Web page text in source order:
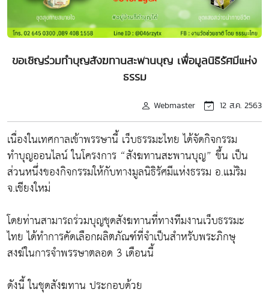
ขอเชิญร่วมทำบุญสังฆทานสะพานบุญ เพื่อมูลนิธิรัศมีแห่ง
ธรรม
Webmaster 12 ส.ค. 2563
เนื่องในเทศกาลเข้าพรรษานี้ เว็บธรรมะไทย ได้จัดกิจกรรม
ทำบุญออนไลน์ ในโครงการ “สังฆทานสะพานบุญ” ขึ้น เป็น
ส่วนหนึ่งของกิจกรรมให้กับทางมูลนิธิรัศมีแห่งธรรม อ.แม่ริม
จ.เชียงใหม่
โดยท่านสามารถร่วมบุญชุดสังฆทานที่ทางทีมงานเว็บธรรมะ
ไทย ได้ทำการคัดเลือกผลิตภัณฑ์ที่จำเป็นสำหรับพระภิกษุ
สงฆ์ในการจำพรรษาตลอด 3 เดือนนี้
ดังนี้ ในชุดสังฆทาน ประกอบด้วย